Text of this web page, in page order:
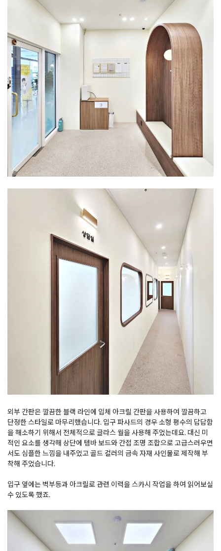
외부 간판은 깔끔한 블랙 라인에 입체 아크릴 간판을 사용하여 깔끔하고
단정한 스타일로 마무리했습니다. 입구 파사드의 경우 소형 평수의 답답함
을 해소하기 위해서 전체적으로 글라스 월을 사용해 주었는데요. 대신 미
적인 요소를 생각해 상단에 템바 보드와 간접 조명 조합으로 고급스러우면
서도 심플한 느낌을 내주었고 골드 컬러의 금속 자재 사인물로 제작해 부
착해 주었습니다.
입구 옆에는 벽부등과 아크릴로 관련 이력을 스카시 작업을 하여 읽어보실
수 있도록 했죠.